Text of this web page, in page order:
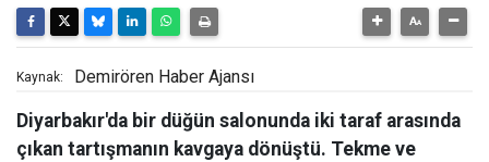
Kaynak: Demirören Haber Ajansı
Diyarbakır'da bir düğün salonunda iki taraf arasında
çıkan tartışmanın kavgaya dönüştü. Tekme ve